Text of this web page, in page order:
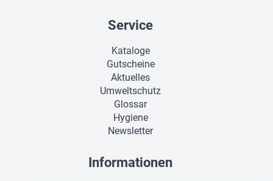
Service
Kataloge
Gutscheine
Aktuelles
Umweltschutz
Glossar
Hygiene
Newsletter
Informationen